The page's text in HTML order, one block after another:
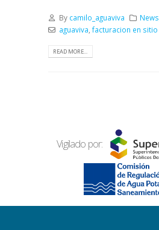
By camilo_aguaviva News
aguaviva facturacion en sitio
READ MORE...
Vigilado por: